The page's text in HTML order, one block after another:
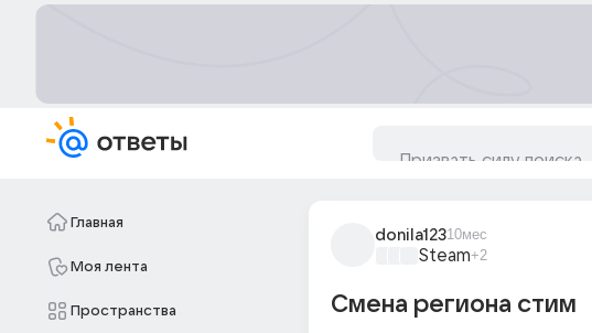
Главная
Моя лента
Пространства
donila12310мес
Steam+2
Смена региона стим